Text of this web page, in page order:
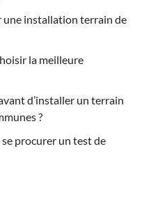
installation terrain de
la meilleure
d’installer un terrain
?
procurer un test de